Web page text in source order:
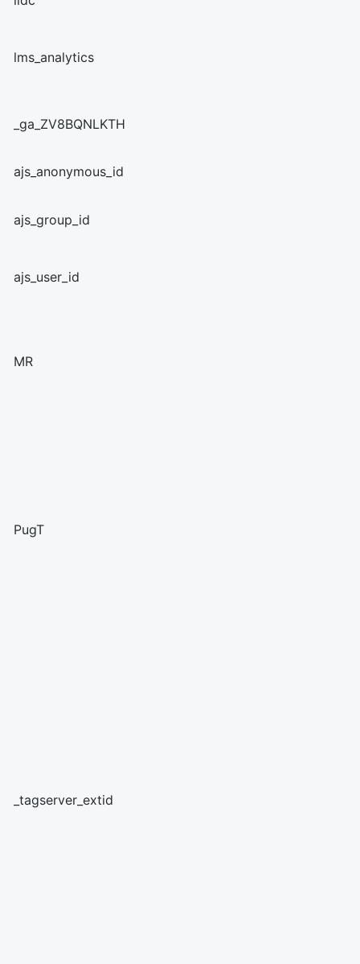
lms_analytics
_ga_ZV8BQNLKTH
ajs_anonymous_id
ajs_group_id
ajs_user_id
MR
PugT
_tagserver_extid